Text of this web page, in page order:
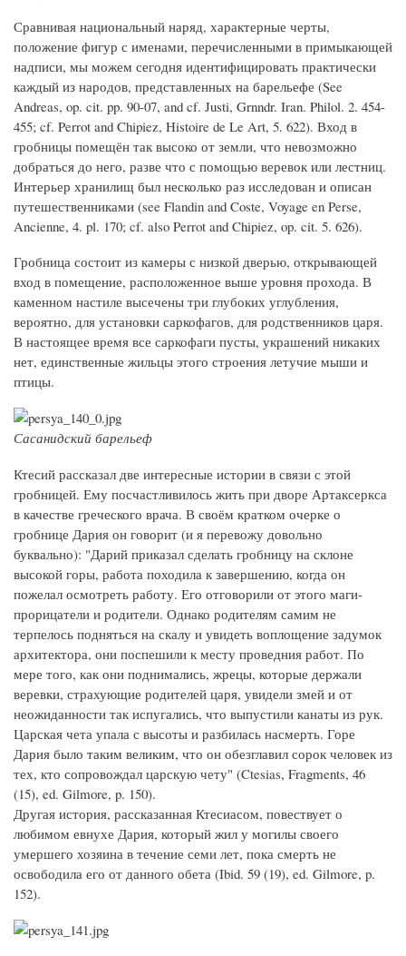
Сравнивая национальный наряд, характерные черты,
положение фигур с именами, перечисленными в примыкающей
надписи, мы можем сегодня идентифицировать практически
каждый из народов, представленных на барельефе (See
Andreas, op. cit. pp. 90-07, and cf. Justi, Grnndr. Iran. Philol. 2. 454-
455; cf. Perrot and Chipiez, Histoire de Le Art, 5. 622). Вход в
гробницы помещён так высоко от земли, что невозможно
добраться до него, разве что с помощью веревок или лестниц.
Интерьер хранилищ был несколько раз исследован и описан
путешественниками (see Flandin and Coste, Voyage en Perse,
Ancienne, 4. pl. 170; cf. also Perrot and Chipiez, op. cit. 5. 626).
Гробница состоит из камеры с низкой дверью, открывающей
вход в помещение, расположенное выше уровня прохода. В
каменном настиле высечены три глубоких углубления,
вероятно, для установки саркофагов, для родственников царя.
В настоящее время все саркофаги пусты, украшений никаких
нет, единственные жильцы этого строения летучие мыши и
птицы.
Сасанидский барельеф
Ктесий рассказал две интересные истории в связи с этой
гробницей. Ему посчастливилось жить при дворе Артаксеркса
в качестве греческого врача. В своём кратком очерке о
гробнице Дария он говорит (и я перевожу довольно
буквально): "Дарий приказал сделать гробницу на склоне
высокой горы, работа походила к завершению, когда он
пожелал осмотреть работу. Его отговорили от этого маги-
прорицатели и родители. Однако родителям самим не
терпелось подняться на скалу и увидеть воплощение задумок
архитектора, они поспешили к месту проведния работ. По
мере того, как они поднимались, жрецы, которые держали
веревки, страхующие родителей царя, увидели змей и от
неожиданности так испугались, что выпустили канаты из рук.
Царская чета упала с высоты и разбилась насмерть. Горе
Дария было таким великим, что он обезглавил сорок человек из
тех, кто сопровождал царскую чету" (Ctesias, Fragments, 46
(15), ed. Gilmore, p. 150).
Другая история, рассказанная Ктесиасом, повествует о
любимом евнухе Дария, который жил у могилы своего
умершего хозяина в течение семи лет, пока смерть не
освободила его от данного обета (Ibid. 59 (19), ed. Gilmore, p.
152).